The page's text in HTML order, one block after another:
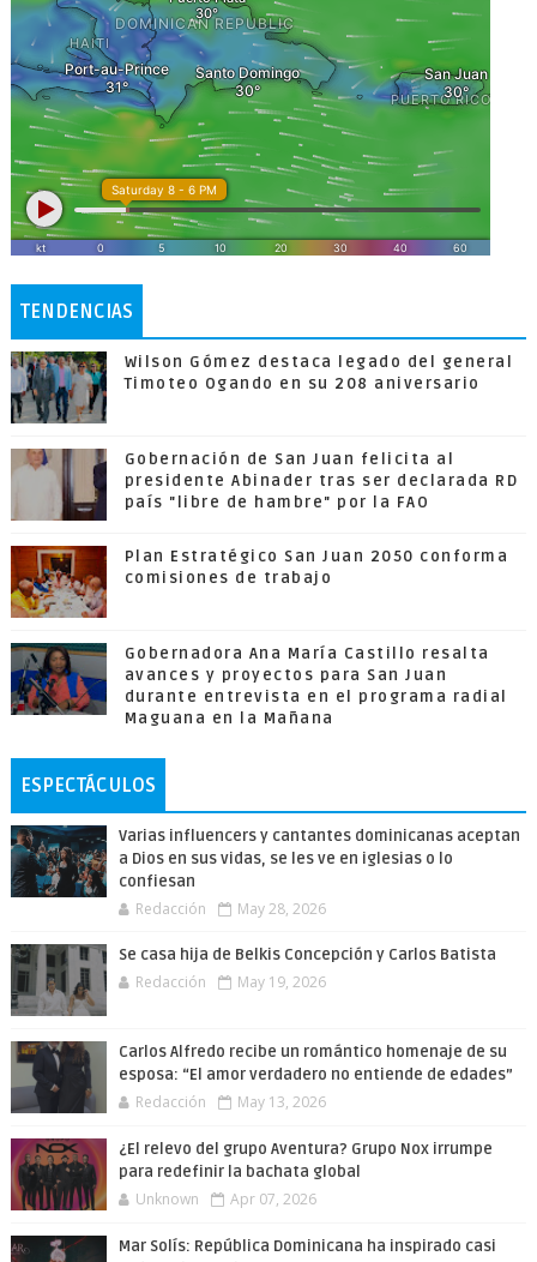
TENDENCIAS
Wilson Gómez destaca legado del general
Timoteo Ogando en su 208 aniversario
Gobernación de San Juan felicita al
presidente Abinader tras ser declarada RD
país "libre de hambre" por la FAO
Plan Estratégico San Juan 2050 conforma
comisiones de trabajo
Gobernadora Ana María Castillo resalta
avances y proyectos para San Juan
durante entrevista en el programa radial
Maguana en la Mañana
ESPECTÁCULOS
Varias influencers y cantantes dominicanas aceptan
a Dios en sus vidas, se les ve en iglesias o lo
confiesan
Redacción May 28, 2026
Se casa hija de Belkis Concepción y Carlos Batista
Redacción May 19, 2026
Carlos Alfredo recibe un romántico homenaje de su
esposa: “El amor verdadero no entiende de edades”
Redacción May 13, 2026
¿El relevo del grupo Aventura? Grupo Nox irrumpe
para redefinir la bachata global
Unknown Apr 07, 2026
Mar Solís: República Dominicana ha inspirado casi